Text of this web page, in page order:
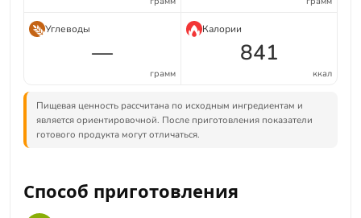
Углеводы
—
грамм
Калории
841
ккал
Пищевая ценность рассчитана по исходным ингредиентам и
является ориентировочной. После приготовления показатели
готового продукта могут отличаться.
Способ приготовления